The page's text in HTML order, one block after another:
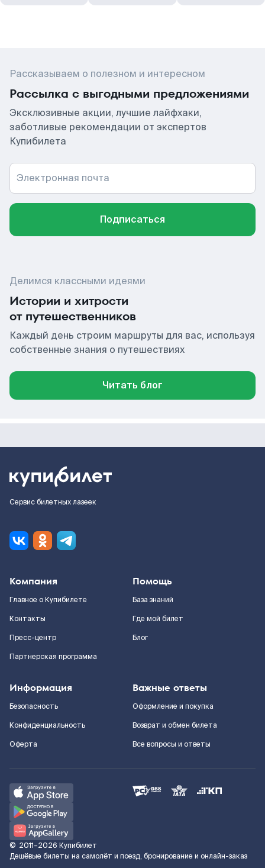
Рассказываем о полезном и интересном
Рассылка с выгодными предложениями
Эксклюзивные акции, лучшие лайфхаки,
заботливые рекомендации от экспертов
Купибилета
Электронная почта
Подписаться
Делимся классными идеями
Истории и хитрости
от путешественников
Каждый день строим маршруты для вас, используя
собственные знания о путешествиях
Читать блог
Сервис билетных лазеек
Компания
Главное о Купибилете
Контакты
Пресс-центр
Партнерская программа
Помощь
База знаний
Где мой билет
Блог
Информация
Безопасность
Конфиденциальность
Оферта
Важные ответы
Оформление и покупка
Возврат и обмен билета
Все вопросы и ответы
© 2011–2026 Купибилет
Дешёвые билеты на самолёт и поезд, бронирование и онлайн-заказ